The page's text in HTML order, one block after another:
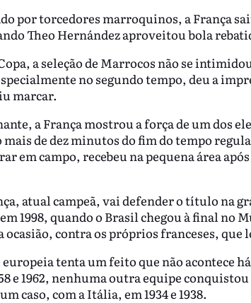
por torcedores marroquinos, a França
Theo Hernández aproveitou bola
a seleção de Marrocos não se
no segundo tempo, deu a
marcar.
a França mostrou a força de um dos
mais de dez minutos do fim do tempo
em campo, recebeu na pequena área
atual campeã, vai defender o título na
1998, quando o Brasil chegou à final no
contra os próprios franceses, que
tenta um feito que não acontece
e 1962, nenhuma outra equipe
caso, com a Itália, em 1934 e 1938.